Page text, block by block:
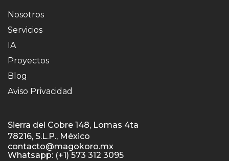
Nosotros
Servicios
IA
Proyectos
Blog
Aviso Privacidad
Sierra del Cobre 148, Lomas 4ta
78216, S.L.P., México
contacto@magokoro.mx
Whatsapp: (+1) 573 312 3095